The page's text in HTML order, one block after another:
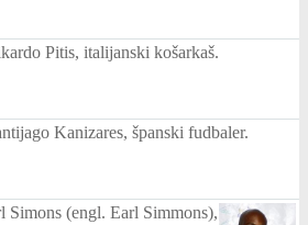
Pitis, italijanski košarkaš.
Kanizares, španski fudbaler.
Simons (engl. Earl Simmons),